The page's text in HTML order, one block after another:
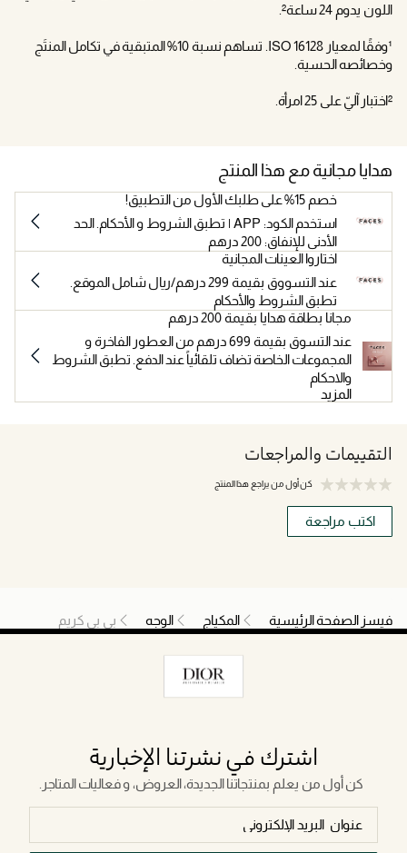
اللون يدوم 24 ساعة².
¹وفقًا لمعيار ISO 16128. تساهم نسبة 10% المتبقية في تكامل المنتَج
وخصائصه الحسية.
²اختبار آليّ على 25 امرأة.
هدايا مجانية مع هذا المنتج
خصم 15% على طلبك الأول من التطبيق!
استخدم الكود: APP | تطبق الشروط و الأحكام. الحد
الأدنى للإنفاق: 200 درهم
اختاروا العينات المجانية
عند التسووق بقيمة 299 درهم/ريال شامل الموقع.
تطبق الشروط والأحكام
مجانا بطاقة هدايا بقيمة 200 درهم
عند التسوق بقيمة 699 درهم من العطور الفاخرة و
المجموعات الخاصة تضاف تلقائياً عند الدفع. تطبق الشروط
والاحكام
المزيد
التقييمات والمراجعات
كن أول من يراجع هذا المنتج
اكتب مراجعة
فيسز الصفحة الرئيسية المكياج الوجه بي بي كريم
اشترك في نشرتنا الإخبارية
كن أول من يعلم بمنتجاتنا الجديدة، العروض، و فعاليات المتاجر.